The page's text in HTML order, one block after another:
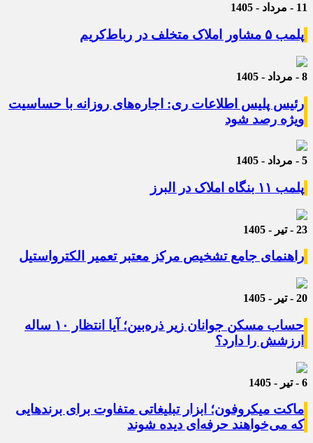
11 - مرداد - 1405
پلمب ۵ مشاور املاک متخلف در رباط‌کریم
8 - مرداد - 1405
رئیس پلیس اطلاعات ری: اجاره‌های روزانه با حساسیت
ویژه رصد شود
5 - مرداد - 1405
پلمب ۱۱ بنگاه املاک در البرز
23 - تیر - 1405
راهنمای جامع تشخیص مرکز معتبر تعمیر الکترواستیل
20 - تیر - 1405
حساب مسکن جوانان زیر ذره‌بین؛ آیا انتظار ۱۰ ساله
ارزشش را دارد؟
6 - تیر - 1405
ماکت میکروفون؛ ابزار تبلیغاتی متفاوت برای برندهایی
که می‌خواهند حرفه‌ای دیده شوند